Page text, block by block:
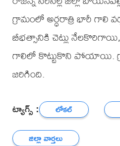
గ్రామంలో అర్ధరాత్రి భారీ గాలి
బీభత్సానికి చెట్లు నేలకొరిగాయి,
గాలిలో కొట్టుకొని పోయాయి.
జరిగింది.
ట్యాగ్స్ : లోకల్
జిల్లా వార్తలు